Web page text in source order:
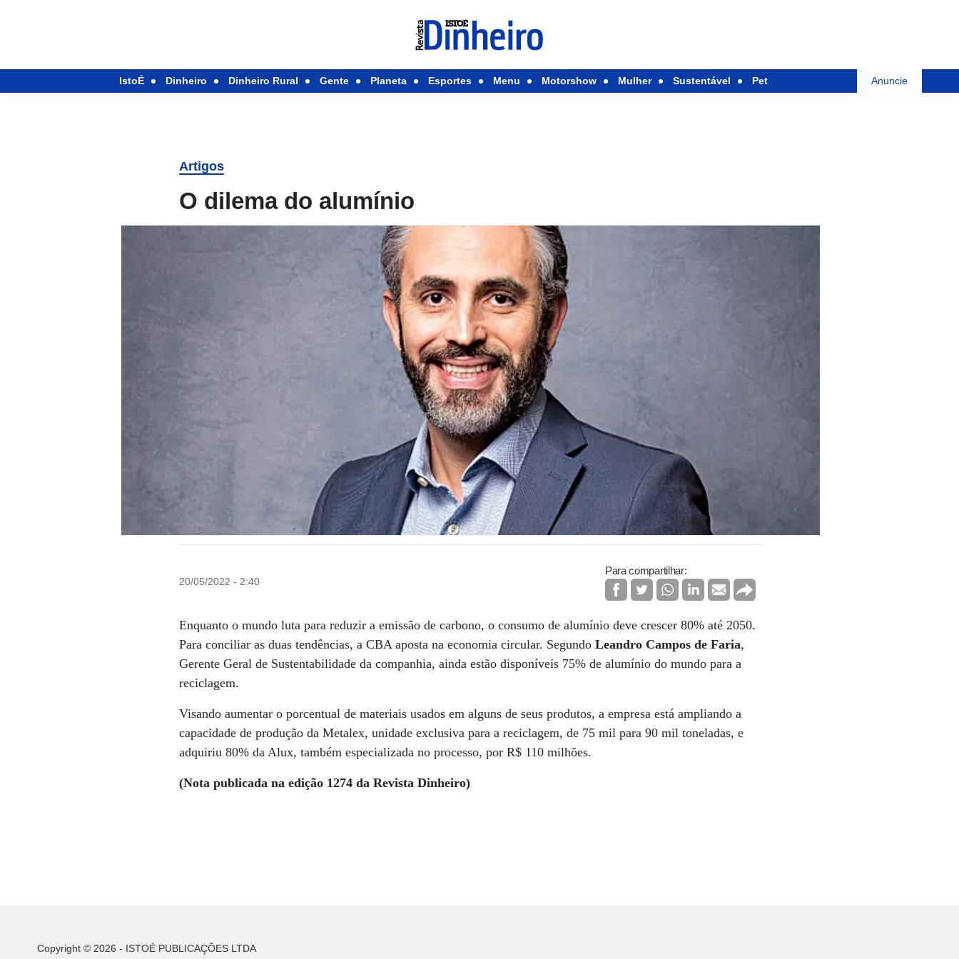
IstoÉ Dinheiro Dinheiro Rural Gente Planeta Esportes Menu Motorshow Mulher Sustentável Pet Anuncie
Artigos
O dilema do alumínio
20/05/2022 - 2:40
Para compartilhar:
Enquanto o mundo luta para reduzir a emissão de carbono, o consumo de alumínio deve crescer 80% até 2050.
Para conciliar as duas tendências, a CBA aposta na economia circular. SegundoLeandro Campos de Faria,
Gerente Geral de Sustentabilidade da companhia, ainda estão disponíveis 75% de alumínio do mundo para a
reciclagem.
Visando aumentar o porcentual de materiais usados em alguns de seus produtos, a empresa está ampliando a
capacidade de produção da Metalex, unidade exclusiva para a reciclagem, de 75 mil para 90 mil toneladas, e
adquiriu 80% da Alux, também especializada no processo, por R$ 110 milhões.
(Nota publicada na edição 1274 da Revista Dinheiro)
Copyright © 2026 - ISTOÉ PUBLICAÇÕES LTDA